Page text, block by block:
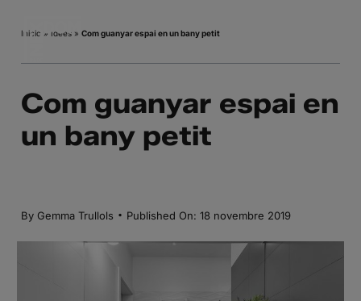
Inicio » Idees» Com guanyar espai en un bany petit
Com guanyar espai en
un bany petit
By Gemma Trullols · Published On: 18 novembre 2019